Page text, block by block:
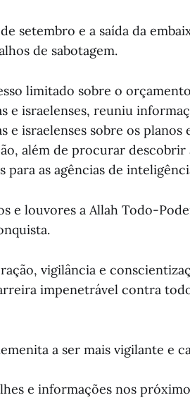
setembro e a saída da
de sabotagem.
limitado sobre o
e israelenses, reuniu
e israelenses sobre os planos
além de procurar descobrir
as agências de
e louvores a Allah Todo-
vigilância e
impenetrável contra
a ser mais vigilante e
e informações nos